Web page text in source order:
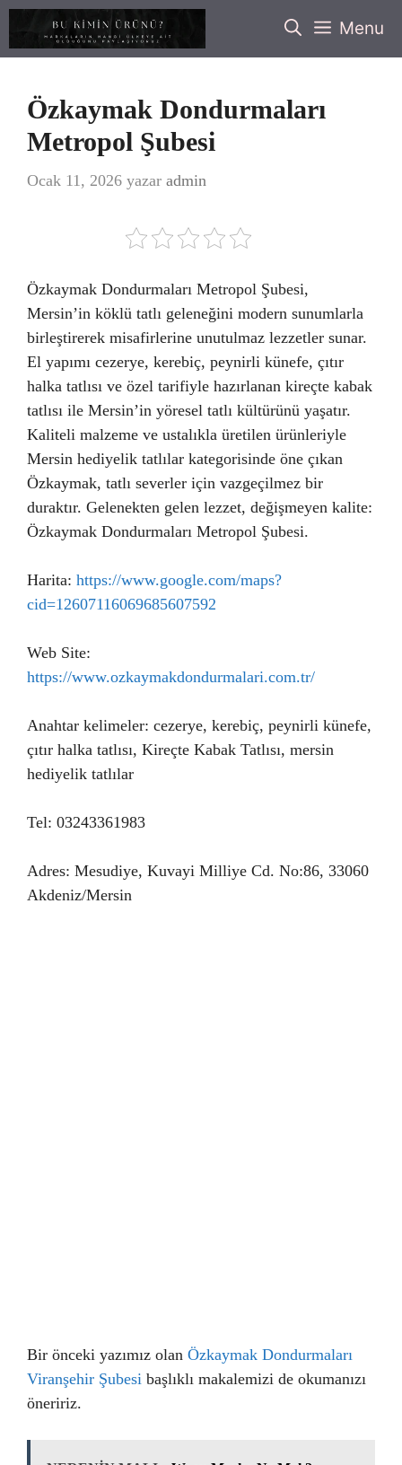
İçeriğe
Menu
Özkaymak Dondurmaları
Metropol Şubesi
Ocak 11, 2026 yazar admin
Özkaymak Dondurmaları Metropol Şubesi,
Mersin’in köklü tatlı geleneğini modern sunumlarla
birleştirerek misafirlerine unutulmaz lezzetler sunar.
El yapımı cezerye, kerebiç, peynirli künefe, çıtır
halka tatlısı ve özel tarifiyle hazırlanan kireçte kabak
tatlısı ile Mersin’in yöresel tatlı kültürünü yaşatır.
Kaliteli malzeme ve ustalıkla üretilen ürünleriyle
Mersin hediyelik tatlılar kategorisinde öne çıkan
Özkaymak, tatlı severler için vazgeçilmez bir
duraktır. Gelenekten gelen lezzet, değişmeyen kalite:
Özkaymak Dondurmaları Metropol Şubesi.
Harita: https://www.google.com/maps?
cid=12607116069685607592
Web Site:
https://www.ozkaymakdondurmalari.com.tr/
Anahtar kelimeler: cezerye, kerebiç, peynirli künefe,
çıtır halka tatlısı, Kireçte Kabak Tatlısı, mersin
hediyelik tatlılar
Tel: 03243361983
Adres: Mesudiye, Kuvayi Milliye Cd. No:86, 33060
Akdeniz/Mersin
Bir önceki yazımız olan Özkaymak Dondurmaları
Viranşehir Şubesi başlıklı makalemizi de okumanızı
öneririz.